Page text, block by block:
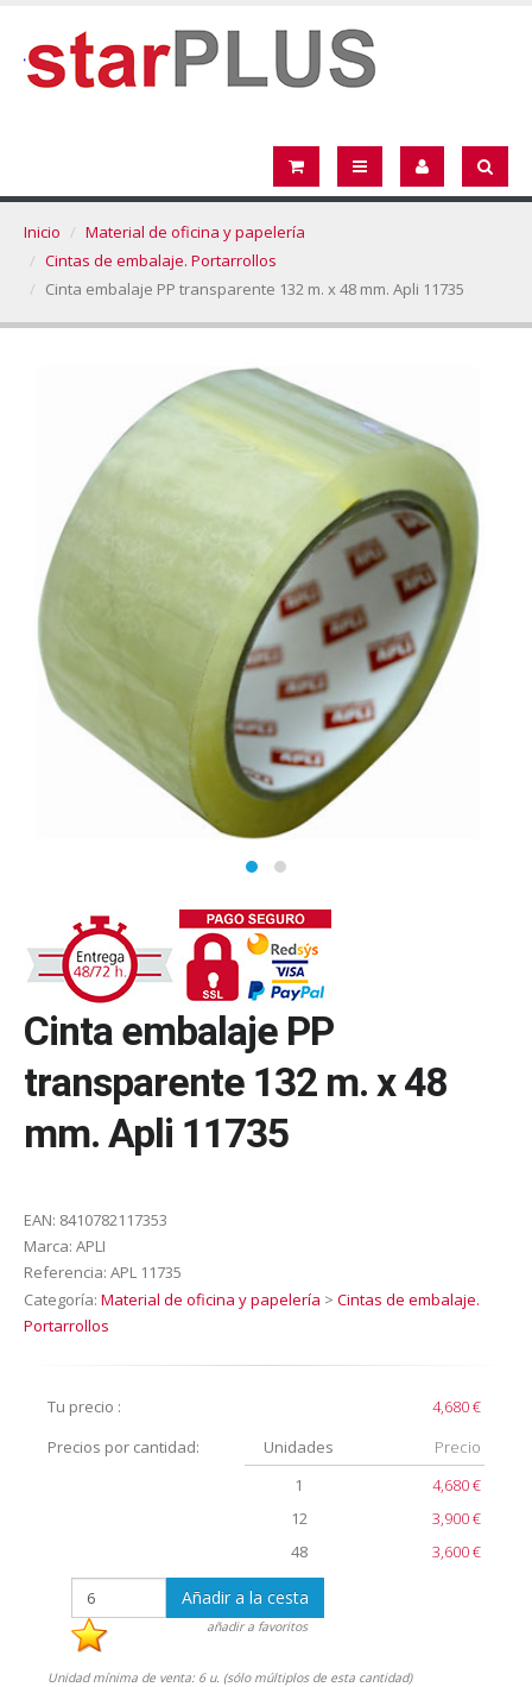
Inicio
Material de oficina y papelería
Cintas de embalaje. Portarrollos
Cinta embalaje PP transparente 132 m. x 48 mm. Apli 11735
Cinta embalaje PP
transparente 132 m. x 48
mm. Apli 11735
EAN: 8410782117353
Marca: APLI
Referencia: APL 11735
Categoría: Material de oficina y papelería > Cintas de embalaje.
Portarrollos
Tu precio :
4,680 €
Precios por cantidad:
Unidades
Precio
1
4,680 €
12
3,900 €
48
3,600 €
Añadir a la cesta
añadir a favoritos
Unidad mínima de venta: 6 u. (sólo múltiplos de esta cantidad)